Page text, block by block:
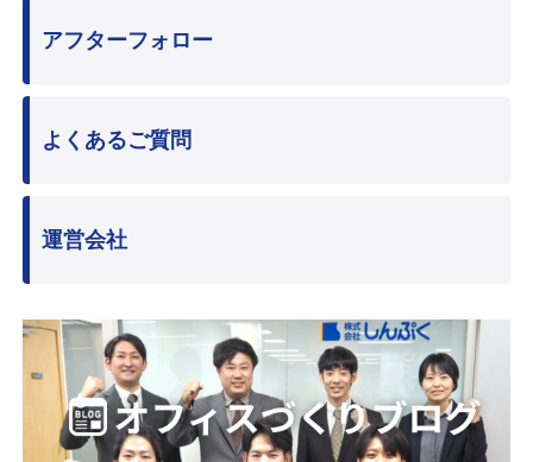
アフターフォロー
よくあるご質問
運営会社